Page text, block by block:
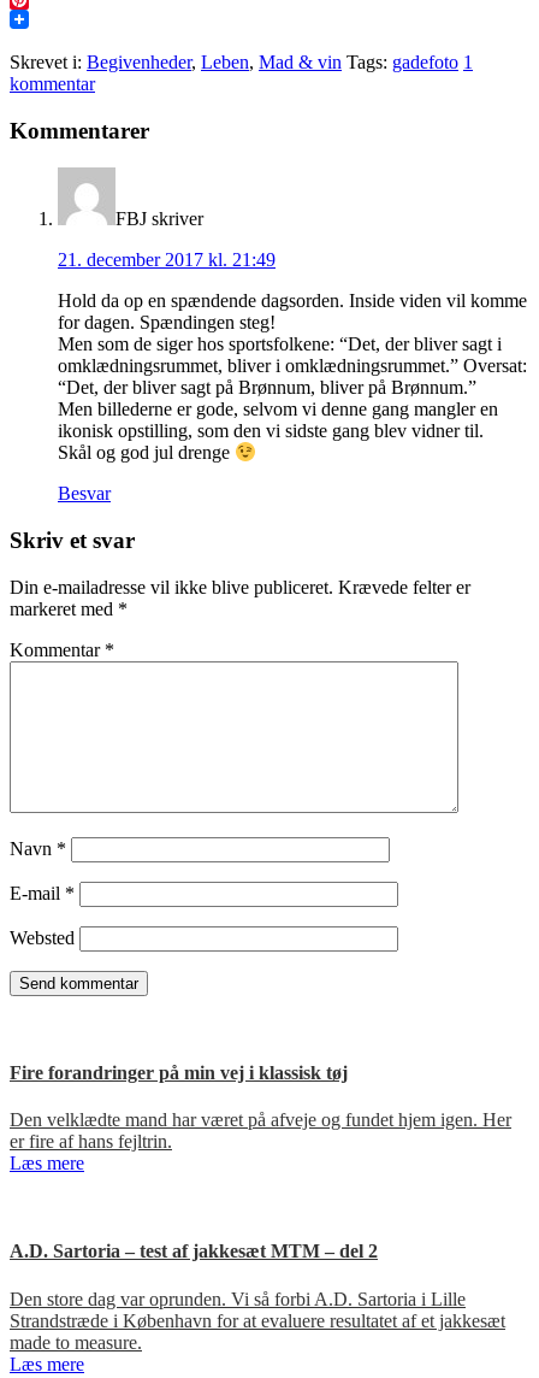
Pinterest
Skrevet i: Begivenheder, Leben, Mad & vin Tags: gadefoto 1
kommentar
Læserinteraktioner
Kommentarer
FBJ skriver
21. december 2017 kl. 21:49
Hold da op en spændende dagsorden. Inside viden vil komme
for dagen. Spændingen steg!
Men som de siger hos sportsfolkene: “Det, der bliver sagt i
omklædningsrummet, bliver i omklædningsrummet.” Oversat:
“Det, der bliver sagt på Brønnum, bliver på Brønnum.”
Men billederne er gode, selvom vi denne gang mangler en
ikonisk opstilling, som den vi sidste gang blev vidner til.
Skål og god jul drenge
Besvar
Skriv et svar
Din e-mailadresse vil ikke blive publiceret. Krævede felter er
markeret med *
Kommentar *
Navn *
E-mail *
Websted
Fire forandringer på min vej i klassisk tøj
Den velklædte mand har været på afveje og fundet hjem igen. Her
er fire af hans fejltrin.
Læs mere
A.D. Sartoria – test af jakkesæt MTM – del 2
Den store dag var oprunden. Vi så forbi A.D. Sartoria i Lille
Strandstræde i København for at evaluere resultatet af et jakkesæt
made to measure.
Læs mere